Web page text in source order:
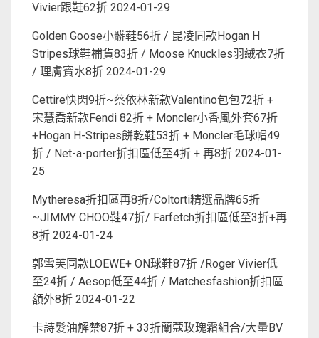
Vivier跟鞋62折 2024-01-29
Golden Goose小髒鞋56折 / 昆凌同款Hogan H
Stripes球鞋補貨83折 / Moose Knuckles羽絨衣7折
/ 理膚寶水8折 2024-01-29
Cettire快閃9折~蔡依林新款Valentino包包72折 +
宋慧喬新款Fendi 82折 + Moncler小香風外套67折
+Hogan H-Stripes餅乾鞋53折 + Moncler毛球帽49
折 / Net-a-porter折扣區低至4折 + 再8折 2024-01-
25
Mytheresa折扣區再8折/Coltorti精選品牌65折
~JIMMY CHOO鞋47折/ Farfetch折扣區低至3折+再
8折 2024-01-24
郭雪芙同款LOEWE+ ON球鞋87折 /Roger Vivier低
至24折 / Aesop低至44折 / Matchesfashion折扣區
額外8折 2024-01-22
卡詩髮油解禁87折 + 33折蘭蔻玫瑰霜組合/大量BV